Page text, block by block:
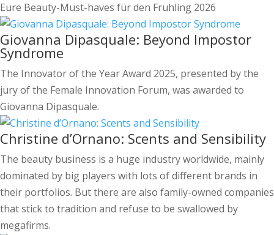
Eure Beauty-Must-haves für den Frühling 2026
Giovanna Dipasquale: Beyond Impostor
Syndrome
The Innovator of the Year Award 2025, presented by the
jury of the Female Innovation Forum, was awarded to
Giovanna Dipasquale.
Christine d’Ornano: Scents and Sensibility
The beauty business is a huge industry worldwide, mainly
dominated by big players with lots of different brands in
their portfolios. But there are also family-owned companies
that stick to tradition and refuse to be swallowed by
megafirms.